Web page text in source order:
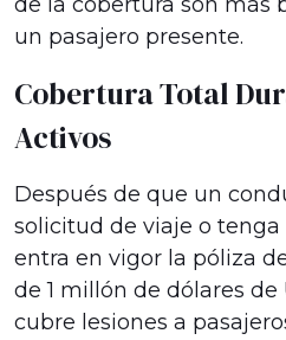
un pasajero presente.
Cobertura Total
Activos
Después de que un
solicitud de viaje o tenga
entra en vigor la póliza
de 1 millón de dólares de
cubre lesiones a